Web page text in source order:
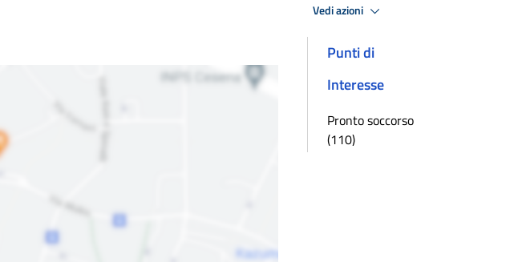
Vedi azioni
Punti di
Interesse
Pronto soccorso
(110)